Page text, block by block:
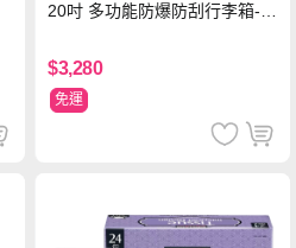
20吋 多功能防爆防刮行李箱-海
$3,280
免運